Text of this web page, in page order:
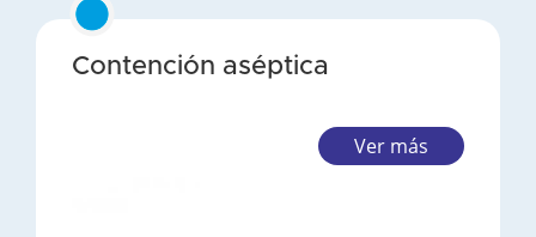
Contención aséptica
Ver más